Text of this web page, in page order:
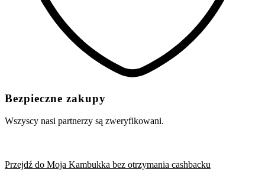
Bezpieczne zakupy
Wszyscy nasi partnerzy są zweryfikowani.
Przejdź do Moja Kambukka bez otrzymania cashbacku